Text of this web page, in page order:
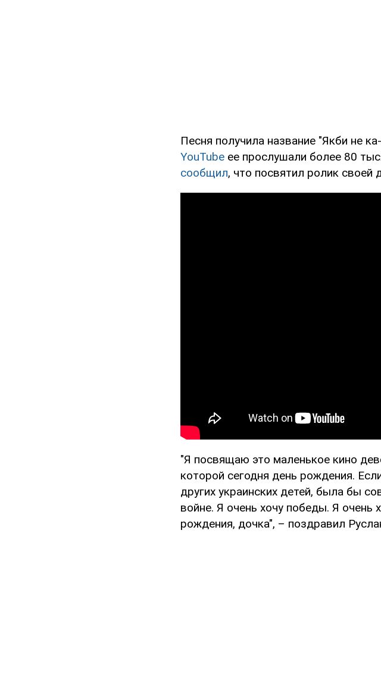
Песня получила название "Якби не
YouTube ее прослушали более 80
сообщил, что посвятил ролик своей
"Я посвящаю это маленькое кино
которой сегодня день рождения.
других украинских детей, была бы
войне. Я очень хочу победы. Я
рождения, дочка", – поздравил